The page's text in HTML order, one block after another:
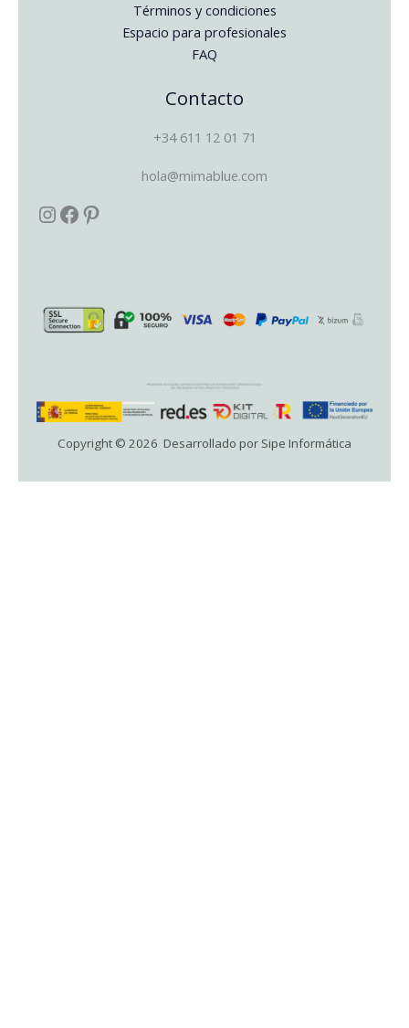
Términos y condiciones
Espacio para profesionales
FAQ
Contacto
+34 611 12 01 71
hola@mimablue.com
Pinterest
Copyright © 2026 Desarrollado por Sipe Informática